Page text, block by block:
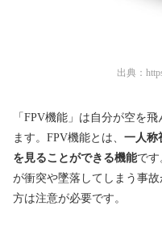
出典：
「FPV機能」は自分が空を
ます。FPV機能とは、 一人称
を見ることができる機能です
が衝突や墜落してしまう事
方は注意が必要です。